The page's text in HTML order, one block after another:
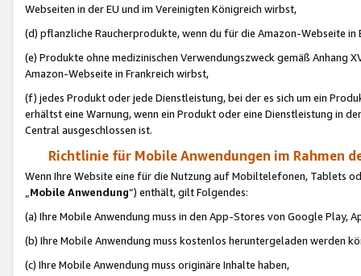
Webseiten in der EU und im Vereinigten Königreich wirbst,
(d) pflanzliche Raucherprodukte, wenn du für die Amazon-Webseite in
(e) Produkte ohne medizinischen Verwendungszweck gemäß Anhang
Amazon-Webseite in Frankreich wirbst,
(f) jedes Produkt oder jede Dienstleistung, bei der es sich um ein
erhältst eine Warnung, wenn ein Produkt oder eine Dienstleistung in
Central ausgeschlossen ist.
Richtlinie für Mobile Anwendungen im Rahmen
Wenn Ihre Website eine für die Nutzung auf Mobiltelefonen, Tablets
„Mobile Anwendung“) enthält, gilt Folgendes:
(a) Ihre Mobile Anwendung muss in den App-Stores von Google Play,
(b) Ihre Mobile Anwendung muss kostenlos heruntergeladen werden
(c) Ihre Mobile Anwendung muss originäre Inhalte haben,